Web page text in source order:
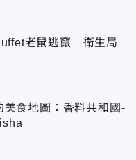
老鼠逃竄 衛生局
美食地圖：香料共和國-